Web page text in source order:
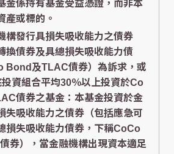
金係持有基金受益憑證，而非本
產或標的。
構發行具損失吸收能力之債券
換債券及具總損失吸收能力債
Bond及TLAC債券）為訴求，或
資組合平均30％以上投資於Co
債券之基金：本基金投資於金
失吸收能力之債券（包括應急可
損失吸收能力債券，下稱CoCo
券），當金融機構出現資本適足